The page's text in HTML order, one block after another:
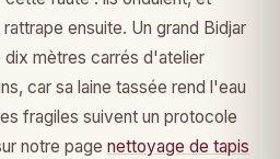
ensuite. Un grand Bidjar
dix mètres carrés d'atelier
car sa laine tassée rend l'eau
fragiles suivent un protocole
notre page nettoyage de tapis